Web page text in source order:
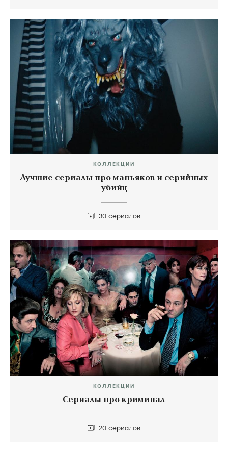
КОЛЛЕКЦИИ
Лучшие сериалы про маньяков и серийных
убийц
30 сериалов
КОЛЛЕКЦИИ
Сериалы про криминал
20 сериалов